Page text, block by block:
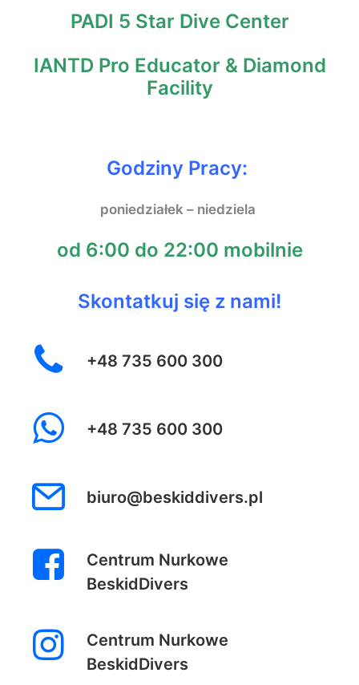
PADI 5 Star Dive Center
IANTD Pro Educator & Diamond
Facility
Godziny Pracy:
poniedziałek – niedziela
od 6:00 do 22:00 mobilnie
Skontatkuj się z nami!
+48 735 600 300
+48 735 600 300
biuro@beskiddivers.pl
Centrum Nurkowe
BeskidDivers
Centrum Nurkowe
BeskidDivers